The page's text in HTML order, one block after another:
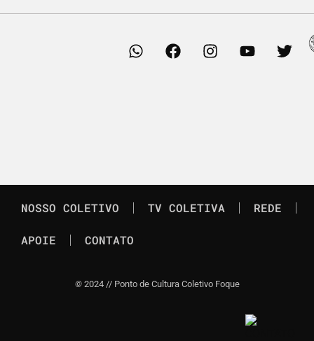
NOSSO COLETIVO TV COLETIVA REDE
APOIE CONTATO
© 2024 // Ponto de Cultura Coletivo Foque